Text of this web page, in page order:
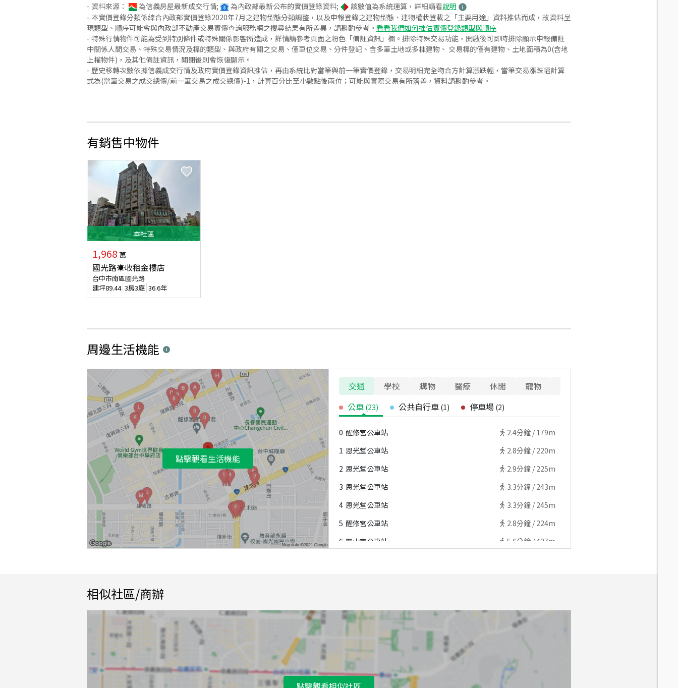
- 資料來源： 為信義房屋最新成交行情; 為內政部最新公布的實價登錄資料; 該數值為系統運算，詳細請看說明
- 本實價登錄分類係綜合內政部實價登錄2020年7月之建物型態分類調整，以及申報登錄之建物型態、建物權狀登載之「主要用途」資料推估而成，故資料呈
現類型、順序可能會與內政部不動產交易實價查詢服務網之搜尋結果有所差異，請斟酌參考。 看看我們如何推估實價登錄類型與順序
- 特殊行情物件可能為受到特別條件或特殊關係影響所造成，詳情請參考頁面之粉色「備註資訊」欄。排除特殊交易功能，開啟後可即時排除顯示申報備註
中關係人間交易、特殊交易情況及標的類型、與政府有關之交易、僅車位交易、分件登記、含多筆土地或多棟建物、 交易標的僅有建物、土地面積為0(含地
上權物件)，及其他備註資訊，關閉後則會恢復顯示。
- 歷史移轉次數依據信義成交行情及政府實價登錄資訊推估，再由系統比對當筆與前一筆實價登錄，交易明細完全吻合方計算漲跌幅，當筆交易漲跌幅計算
式為(當筆交易之成交總價/前一筆交易之成交總價)-1，計算百分比至小數點後兩位；可能與實際交易有所落差，資料請斟酌參考。
有銷售中物件
本社區
1,968 萬
國光路☀️收租金樓店
台中市南區國光路
建坪89.44 3房3廳 36.6年
周邊生活機能
點擊觀看生活機能
交通 學校 購物 醫療 休閒 寵物
公車 (23) 公共自行車 (1) 停車場 (2)
0 醒修宮公車站 2.4分鐘 / 179m
1 恩光堂公車站 2.8分鐘 / 220m
2 恩光堂公車站 2.9分鐘 / 225m
3 恩光堂公車站 3.3分鐘 / 243m
4 恩光堂公車站 3.3分鐘 / 245m
5 醒修宮公車站 2.8分鐘 / 224m
6 靈山寺公車站 5.6分鐘 / 427m
A 林祖厝公車站 5.2分鐘 /399m
有恆街口公車站
國光國小公車站 分鐘 /
復興有恆街口公車站 5.6
相似社區/商辦